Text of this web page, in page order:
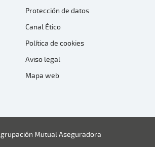
Protección de datos
Canal Ético
Política de cookies
Aviso legal
Mapa web
Mutual Aseguradora